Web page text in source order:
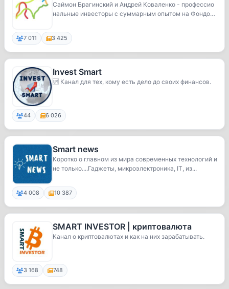
Саймон Брагинский и Андрей Коваленко - профессио
нальные инвесторы с суммарным опытом на Фондово
7 011 3 425
Invest Smart
🆙 Канал для тех, кому есть дело до своих финансов.
44 6 026
Smart news
Коротко о главном из мира современных технологий и
не только....Гаджеты, микроэлектроника, IT, из...
4 008 10 387
SMART INVESTOR | криптовалюта
Канал о криптовалютах и как на них зарабатывать.
3 168 748